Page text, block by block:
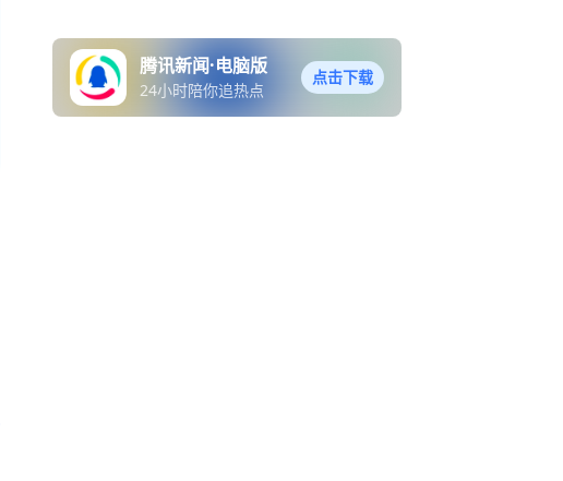
腾讯新闻·电脑版
24小时陪你追热点
点击下载